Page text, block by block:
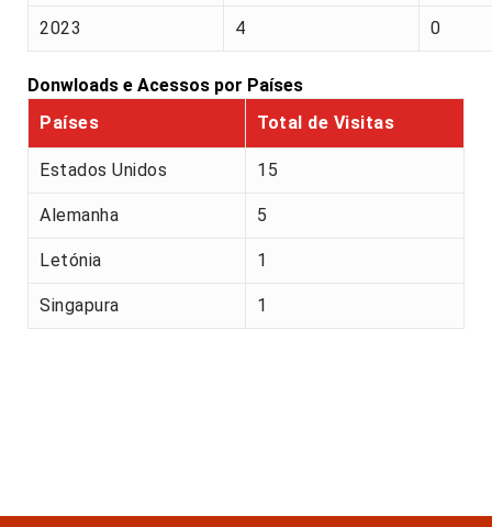
2023 4 0
Donwloads e Acessos por Países
Países
Total de Visitas
Estados Unidos 15
Alemanha 5
Letónia 1
Singapura 1